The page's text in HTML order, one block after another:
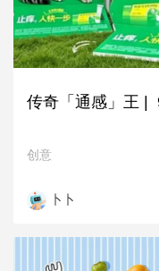
传奇「通感」王 |
创意
卜卜